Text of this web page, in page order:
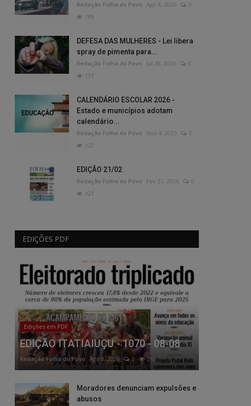
Redação Folha do Povo Ago 8, 2026
0
189
DEFESA DAS MULHERES - Lei libera
spray de pimenta para...
Redação Folha do Povo Jul 28, 2026
0
131
CALENDÁRIO ESCOLAR 2026 -
Estado e municípios adotam
calendário...
Redação Folha do Povo Nov 4, 2025
0
122
EDIÇÃO 21/02
Redação Folha do Povo Fev 21, 2026
0
121
EDIÇÕES PDF
Edições em PDF
EDIÇÃO ITATIAIUÇU - 1070 - 08-08
Redação Folha do Povo Ago 8, 2026 0 26
Moradores denunciam expulsões e
abusos